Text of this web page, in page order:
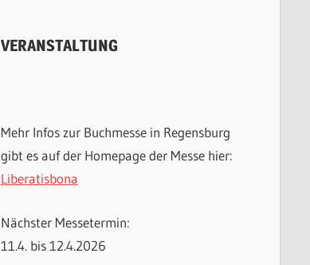
VERANSTALTUNG
Mehr Infos zur Buchmesse in Regensburg
gibt es auf der Homepage der Messe hier:
Liberatisbona
Nächster Messetermin:
11.4. bis 12.4.2026